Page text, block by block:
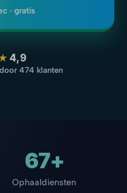
· gratis
4,9
474 klanten
67+
Ophaaldiensten